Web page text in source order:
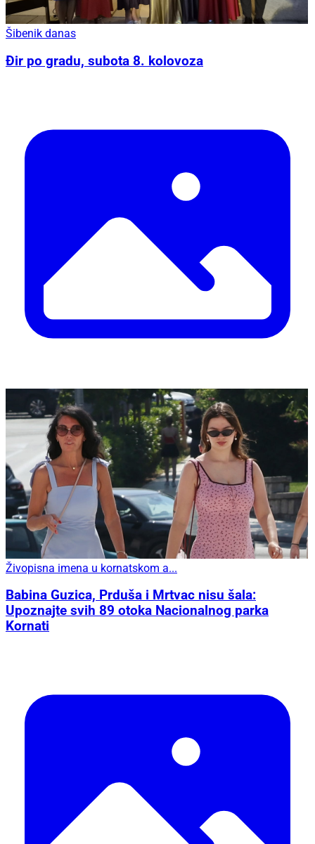
Šibenik danas
Đir po gradu, subota 8. kolovoza
Živopisna imena u kornatskom a...
Babina Guzica, Prduša i Mrtvac nisu šala:
Upoznajte svih 89 otoka Nacionalnog parka
Kornati